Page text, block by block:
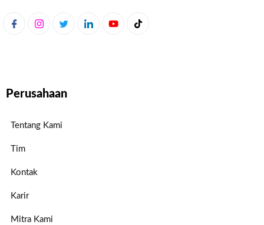
Perusahaan
Tentang Kami
Tim
Kontak
Karir
Mitra Kami